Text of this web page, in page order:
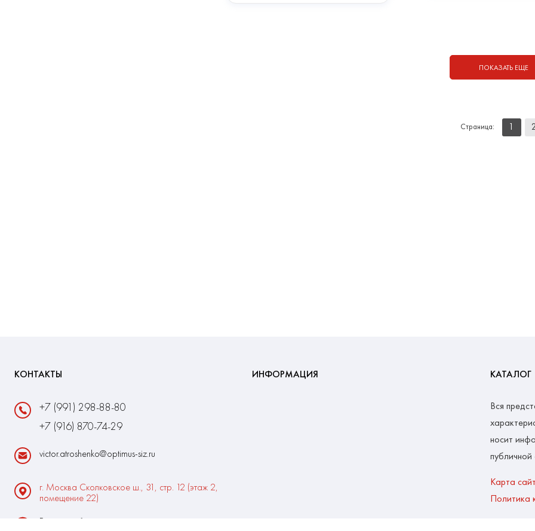
ПОКАЗАТЬ ЕЩЕ
Страница: 1
КОНТАКТЫ
+7 (991) 298-88-80
+7 (916) 870-74-29
victor.atroshenko@optimus-siz.ru
г. Москва Сколковское ш., 31, стр. 12 (этаж 2,
помещение 22)
Время работы:
ИНФОРМАЦИЯ КАТАЛОГ
Вся
носит
Карта
Политика